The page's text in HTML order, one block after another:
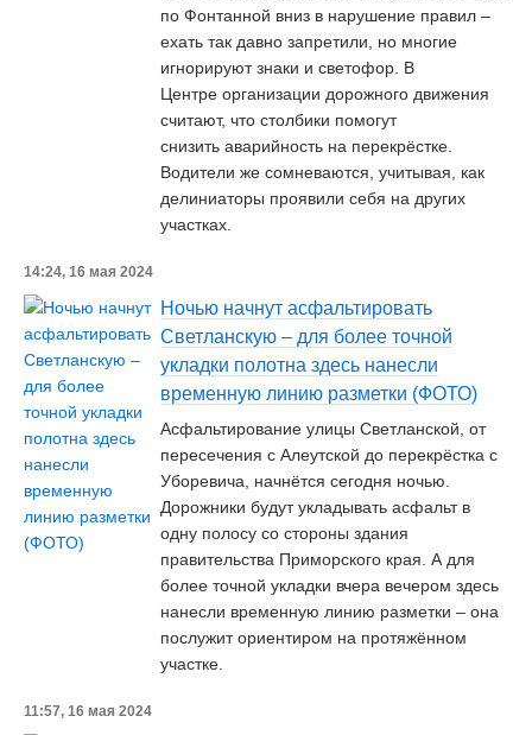
по Фонтанной вниз в нарушение правил –
ехать так давно запретили, но многие
игнорируют знаки и светофор. В
Центре организации дорожного движения
считают, что столбики помогут
снизить аварийность на перекрёстке.
Водители же сомневаются, учитывая, как
делиниаторы проявили себя на других
участках.
14:24, 16 мая 2024
Ночью начнут асфальтировать
Светланскую – для более точной
укладки полотна здесь нанесли
временную линию разметки (ФОТО)
Асфальтирование улицы Светланской, от
пересечения с Алеутской до перекрёстка с
Уборевича, начнётся сегодня ночью.
Дорожники будут укладывать асфальт в
одну полосу со стороны здания
правительства Приморского края. А для
более точной укладки вчера вечером здесь
нанесли временную линию разметки – она
послужит ориентиром на протяжённом
участке.
11:57, 16 мая 2024